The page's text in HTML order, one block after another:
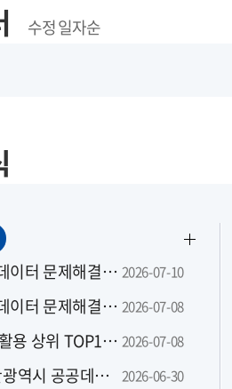
수정 일자순
2026년 AI·데이터 문제해결은행 맞춤 지원 모집 공고 2026-07-10
2026년 AI·데이터 문제해결은행 맞춤 지원사업 지역별 설명회 2026-07-08
공공데이터 활용 상위 TOP10(2026년 6월) 2026-07-08
2026년 부산광역시 공공데이터 활용 및 신규 개방 수요 설문조사 2026-06-30